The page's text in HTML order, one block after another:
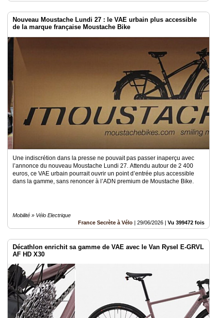
Nouveau Moustache Lundi 27 : le VAE urbain plus accessible
de la marque française Moustache Bike
Une indiscrétion dans la presse ne pouvait pas passer inaperçu avec
l’annonce du nouveau Moustache Lundi 27. Attendu autour de 2 400
euros, ce VAE urbain pourrait ouvrir un point d’entrée plus accessible
dans la gamme, sans renoncer à l’ADN premium de Moustache Bike.
Mobilité » Vélo Electrique
France Secrète à Vélo | 29/06/2026 | Vu 399472 fois
Décathlon enrichit sa gamme de VAE avec le Van Rysel E-GRVL
AF HD X30